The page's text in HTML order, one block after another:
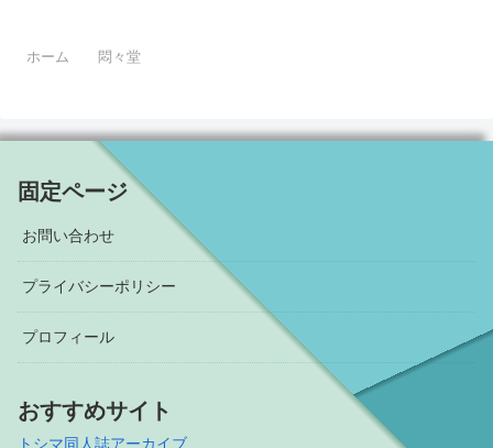
ホーム 悶々堂
固定ページ
お問い合わせ
プライバシーポリシー
プロフィール
おすすめサイト
トシマ同人誌アーカイブ